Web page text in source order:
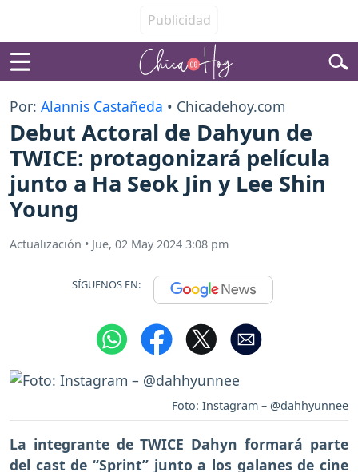
Por: Alannis Castañeda • Chicadehoy.com
Debut Actoral de Dahyun de
TWICE: protagonizará película
junto a Ha Seok Jin y Lee Shin
Young
Actualización • Jue, 02 May 2024 3:08 pm
SÍGUENOS EN:
Foto: Instagram – @dahhyunnee
La integrante de TWICE Dahyn formará parte
del cast de “Sprint” junto a los galanes de cine